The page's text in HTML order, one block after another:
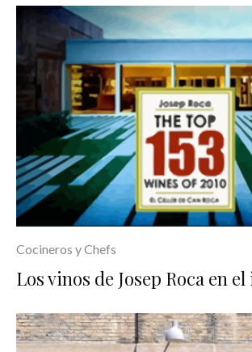
Cocineros y Chefs
Los vinos de Josep Roca en